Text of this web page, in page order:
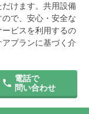
けます。共用設備
で、安心・安全な
ビスを利用するの
プランに基づく介
電話で
問い合わせ